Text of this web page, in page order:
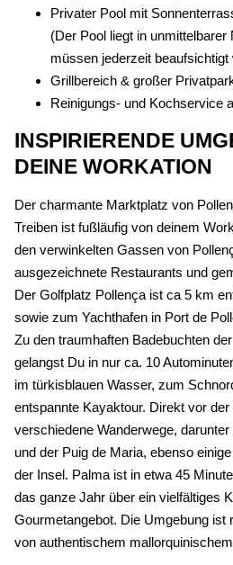
Privater Pool mit
(Der Pool liegt in
müssen jederzeit beaufsichtigt
Grillbereich & großer
Reinigungs- und Kochservice
INSPIRIERENDE
DEINE WORKATION
Der charmante Marktplatz von
Treiben ist fußläufig von deinem
den verwinkelten Gassen von
ausgezeichnete Restaurants und
Der Golfplatz Pollença ist ca 5 km
sowie zum Yachthafen in Port de
Zu den traumhaften Badebuchten
gelangst Du in nur ca. 10
im türkisblauen Wasser, zum
entspannte Kayaktour. Direkt vor
verschiedene Wanderwege,
und der Puig de Maria, ebenso
der Insel. Palma ist in etwa 45
das ganze Jahr über ein vielfältiges
Gourmetangebot. Die Umgebung ist
von authentischem